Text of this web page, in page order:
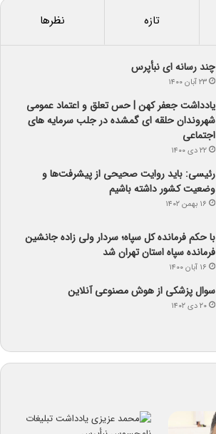
تازه نظرها
چند رسانه ای نبأپرس
۲۳ آبان ۱۴۰۰
یادداشت جعفر کهن | حس تعلق و اعتماد عمومی
شهروندان حلقه ای گمشده در جلب سرمایه های
اجتماعی
۲۲ دی ۱۴۰۰
رئیسی: باید روایت صحیحی از پیشرفت‌ها و
وضعیت کشور داشته باشیم
۱۶ بهمن ۱۴۰۲
با حکم فرمانده کل سپاه؛ سردار ولی زاده جانشین
فرمانده سپاه استان تهران شد
۱۶ آبان ۱۴۰۰
سوال پزشکی از هوش مصنوعی آنلاین
۲۰ دی ۱۴۰۲